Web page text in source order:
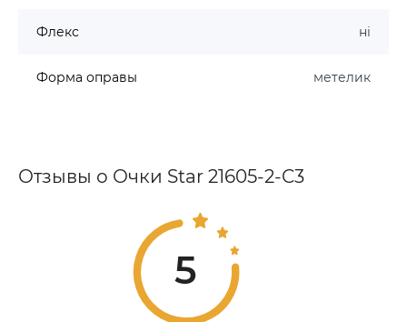
Флекс ні
Форма оправы метелик
Отзывы о Очки Star 21605-2-C3
5